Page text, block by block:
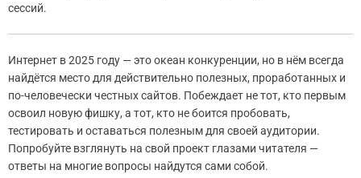
сессий.
Интернет в 2025 году — это океан конкуренции, но в нём всегда
найдётся место для действительно полезных, проработанных и
по-человечески честных сайтов. Побеждает не тот, кто первым
освоил новую фишку, а тот, кто не боится пробовать,
тестировать и оставаться полезным для своей аудитории.
Попробуйте взглянуть на свой проект глазами читателя —
ответы на многие вопросы найдутся сами собой.